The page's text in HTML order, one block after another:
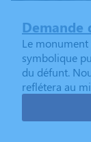
Demande
Le
symbolique
du défunt.
reflétera au